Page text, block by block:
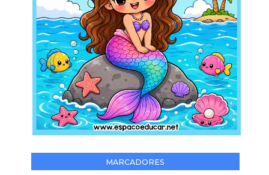
MARCADORES